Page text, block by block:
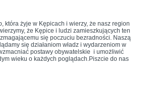
która żyje w Kępicach i wierzy, że nasz region
że Kępice i ludzi zamieszkujących ten
się poczuciu bezradności. Naszą
się działaniom władz i wydarzeniom w
postawy obywatelskie i umożliwić
wieku o każdych poglądach.Piszcie do nas